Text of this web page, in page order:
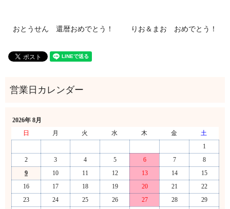
おとうせん 還暦おめでとう！ りお＆まお おめでとう！
2026年 8月
日
月 火 水 木 金
土
1
2
3 4 5 6 7
8
9
10 11 12 13 14
15
16
17 18 19 20 21
22
23
24 25 26 27 28
29